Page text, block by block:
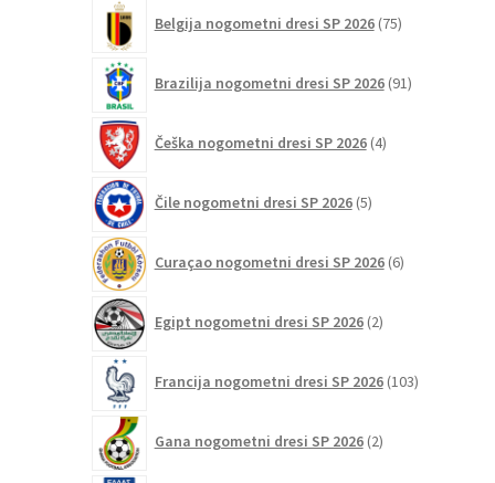
Belgija nogometni dresi SP 2026 75izdelkov
Brazilija nogometni dresi SP 2026 91izdelkov
Češka nogometni dresi SP 2026 4izdelki
Čile nogometni dresi SP 2026 5izdelkov
Curaçao nogometni dresi SP 2026 6izdelkov
Egipt nogometni dresi SP 2026 2izdelka
Francija nogometni dresi SP 2026 103izdelki
Gana nogometni dresi SP 2026 2izdelka